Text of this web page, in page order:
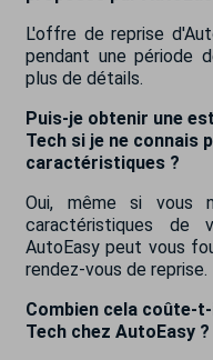
L'offre de reprise
pendant une période
plus de détails.
Puis-je obtenir une
Tech si je ne connais
caractéristiques ?
Oui, même si vous
caractéristiques de
AutoEasy peut vous
rendez-vous de reprise.
Combien cela coûte-
Tech chez AutoEasy ?